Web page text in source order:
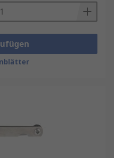
zu arbeiten
an beiden Enden
werden